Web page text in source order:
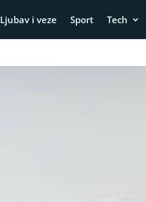
Ljubav i veze Sport Tech